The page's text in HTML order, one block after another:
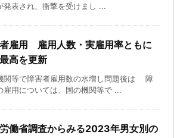
発表され、衝撃を受けまし ...
雇用 雇用人数・実雇用率ともに
高を更新
関等で障害者雇用数の水増し問題後は 障
雇用については、国の機関等で ...
働省調査からみる2023年男女別の